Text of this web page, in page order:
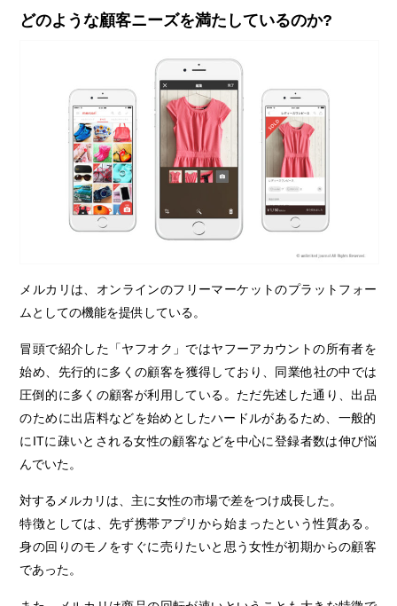
どのような顧客ニーズを満たしているのか?
メルカリは、オンラインのフリーマーケットのプラットフォー
ムとしての機能を提供している。
冒頭で紹介した「ヤフオク」ではヤフーアカウントの所有者を
始め、先行的に多くの顧客を獲得しており、同業他社の中では
圧倒的に多くの顧客が利用している。ただ先述した通り、出品
のために出店料などを始めとしたハードルがあるため、一般的
にITに疎いとされる女性の顧客などを中心に登録者数は伸び悩
んでいた。
対するメルカリは、主に女性の市場で差をつけ成長した。
特徴としては、先ず携帯アプリから始まったという性質ある。
身の回りのモノをすぐに売りたいと思う女性が初期からの顧客
であった。